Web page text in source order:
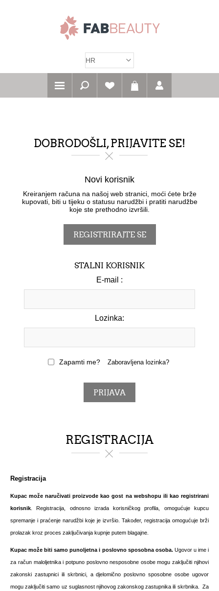
DOBRODOŠLI, PRIJAVITE SE!
Novi korisnik
Kreiranjem računa na našoj web stranici, moći ćete brže
kupovati, biti u tijeku o statusu narudžbi i pratiti narudžbe
koje ste prethodno izvršili.
STALNI KORISNIK
E-mail :
Lozinka:
Zapamti me? Zaboravljena lozinka?
REGISTRACIJA
Registracija
Kupac može naručivati proizvode kao gost na webshopu ili kao registrirani
korisnik . Registracija, odnosno izrada korisničkog profila, omogućuje kupcu
spremanje i praćenje narudžbi koje je izvršio. Također, registracija omogućuje brži
prolazak kroz proces zaključivanja kupnje putem blagajne.
Kupac može biti samo punoljetna i poslovno sposobna osoba.Ugovor u ime i
za račun maloljetnika i potpuno poslovno nesposobne osobe mogu zaključiti njihovi
zakonski zastupnici ili skrbnici, a djelomično poslovno sposobne osobe ugovor
mogu zaključiti samo uz suglasnost njihovog zakonskog zastupnika ili skrbnika. Za